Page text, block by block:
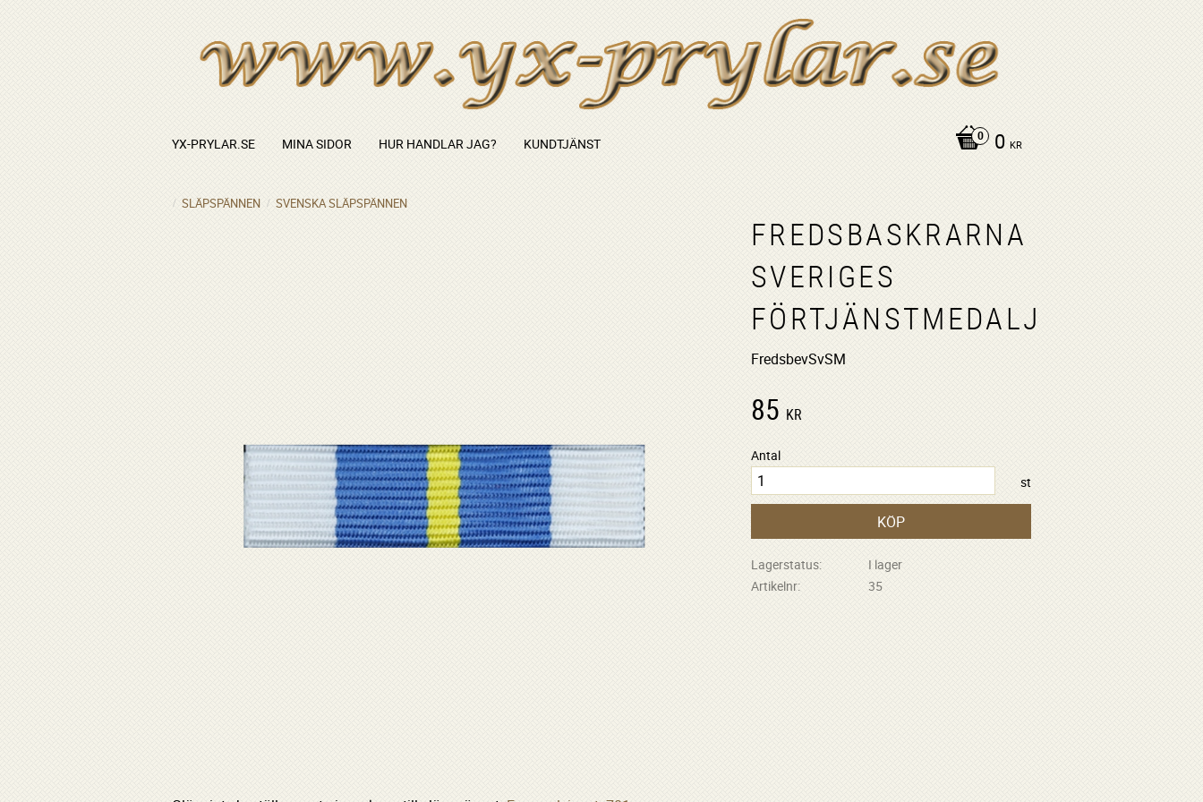
0 KR
YX-PRYLAR.SE MINA SIDOR HUR HANDLAR JAG? KUNDTJÄNST
SLÄPSPÄNNEN SVENSKA SLÄPSPÄNNEN
FREDSBASKRARNA
SVERIGES
FÖRTJÄNSTMEDALJ
FredsbevSvSM
85 KR
Antal
st
KÖP
Lagerstatus
I lager
Artikelnr
35